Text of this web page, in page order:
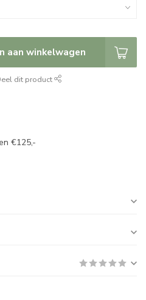
aan winkelwagen
dit product
€125,-